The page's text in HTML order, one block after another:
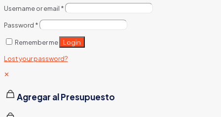
Username or email *
Password *
Remember me Login
Lost your password?
✕
Agregar al Presupuesto